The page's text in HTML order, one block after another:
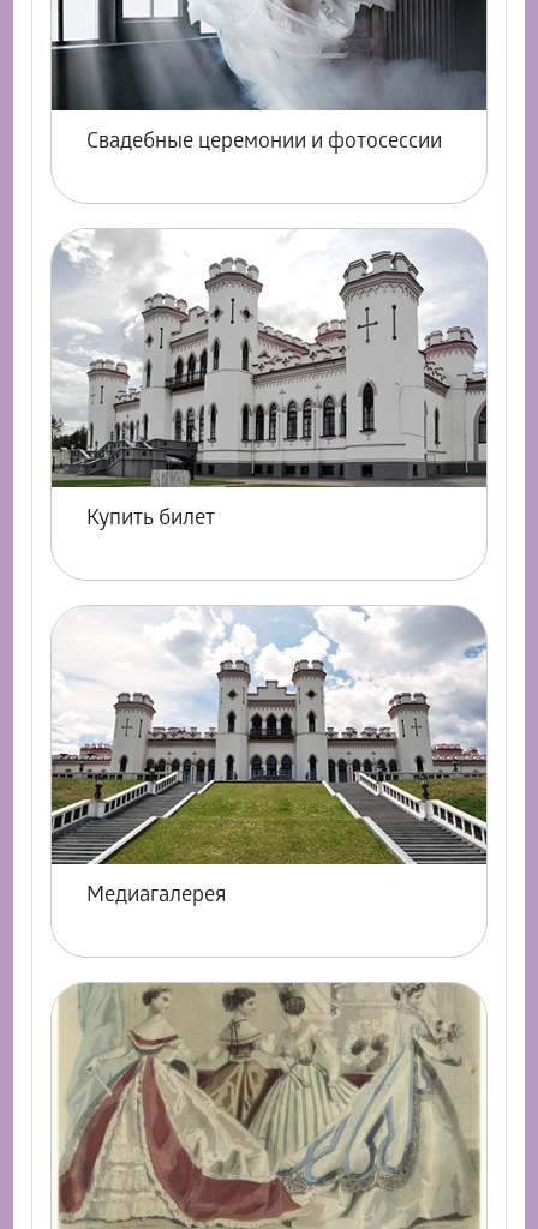
Свадебные церемонии и фотосессии
Купить билет
Медиагалерея